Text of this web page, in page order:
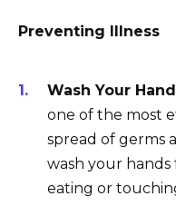
Preventing Illness
Wash Your
one of the most
spread of germs
wash your
eating or